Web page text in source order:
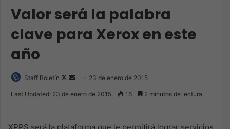
Valor será la palabra
clave para Xerox en este
año
Staff Boletín
Follow
Send 23 de enero de 2015
Last Updated: 23 de enero de 2015 16 2 minutos de lectura